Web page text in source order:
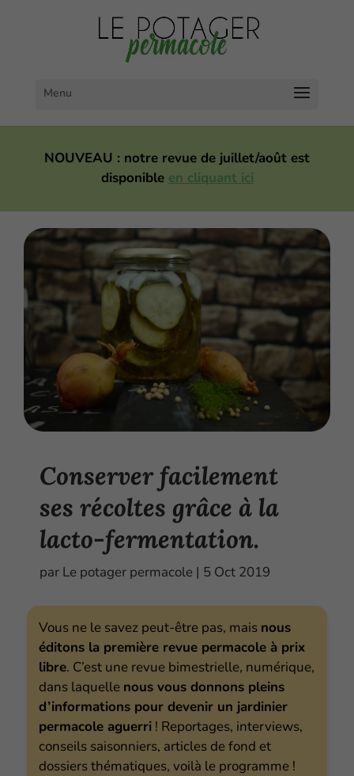
NOUVEAU : notre revue de juillet/août est
disponible en cliquant ici
Conserver facilement
ses récoltes grâce à la
lacto-fermentation.
par Le potager permacole | 5 Oct 2019
Vous ne le savez peut-être pas, mais nous
éditons la première revue permacole à prix
libre. C’est une revue bimestrielle, numérique,
dans laquelle nous vous donnons pleins
d’informations pour devenir un jardinier
permacole aguerri! Reportages, interviews,
conseils saisonniers, articles de fond et
dossiers thématiques, voilà le programme !